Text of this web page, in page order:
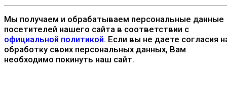
Мы получаем и обрабатываем персональные данные
посетителей нашего сайта в соответствии с
официальной политикой. Если вы не даете согласия
обработку своих персональных данных, Вам
необходимо покинуть наш сайт.